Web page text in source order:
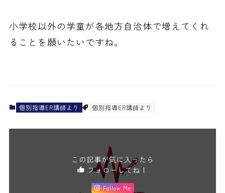
小学校以外の学童が各地方自治体で増えてくれ
ることを願いたいですね。
個別指導ER講師より 個別指導ER講師より
この記事が気に入ったら
フォローしてね！
Follow Me